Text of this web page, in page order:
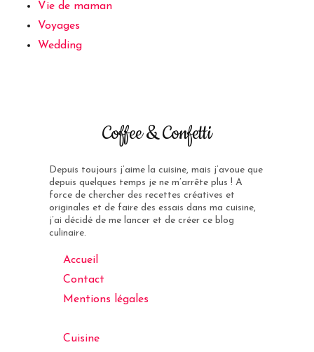
Vie de maman
Voyages
Wedding
Coffee & Confetti
Depuis toujours j’aime la cuisine, mais j’avoue que
depuis quelques temps je ne m’arrête plus ! A
force de chercher des recettes créatives et
originales et de faire des essais dans ma cuisine,
j’ai décidé de me lancer et de créer ce blog
culinaire.
Accueil
Contact
Mentions légales
Cuisine